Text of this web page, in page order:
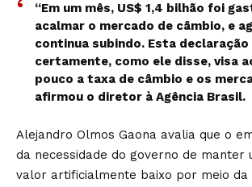
“Em um mês, US$ 1,4 bilhão foi
acalmar o mercado de câmbio, e
continua subindo. Esta
certamente, como ele disse, visa
pouco a taxa de câmbio e os
afirmou o diretor à Agência Brasil.
Alejandro Olmos Gaona avalia que o
da necessidade do governo de manter
valor artificialmente baixo por meio da